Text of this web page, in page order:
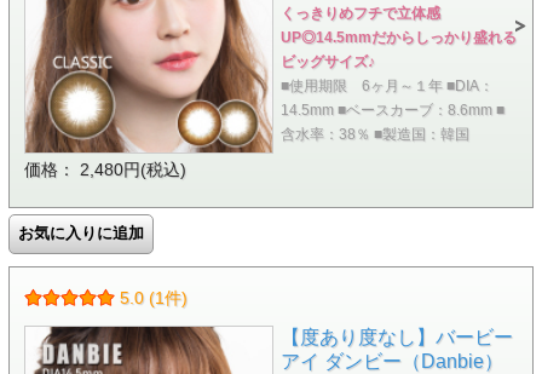
くっきりめフチで立体感
UP◎14.5mmだからしっかり盛れる
ビッグサイズ♪
■使用期限 6ヶ月～１年 ■DIA：
14.5mm ■ベースカーブ：8.6mm ■
含水率：38％ ■製造国：韓国
価格： 2,480円(税込)
5.0 (1件)
【度あり度なし】バービー
アイ ダンビー（Danbie）